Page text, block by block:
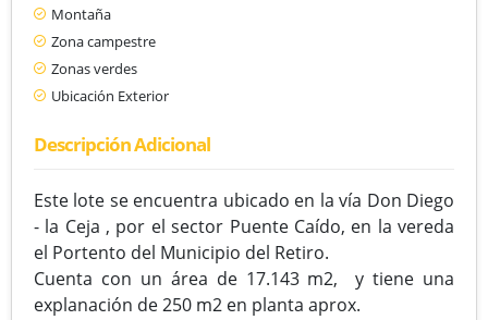
Montaña
Zona campestre
Zonas verdes
Ubicación Exterior
Descripción Adicional
Este lote se encuentra ubicado en la vía Don Diego
- la Ceja , por el sector Puente Caído, en la vereda
el Portento del Municipio del Retiro.
Cuenta con un área de 17.143 m2, y tiene una
explanación de 250 m2 en planta aprox.